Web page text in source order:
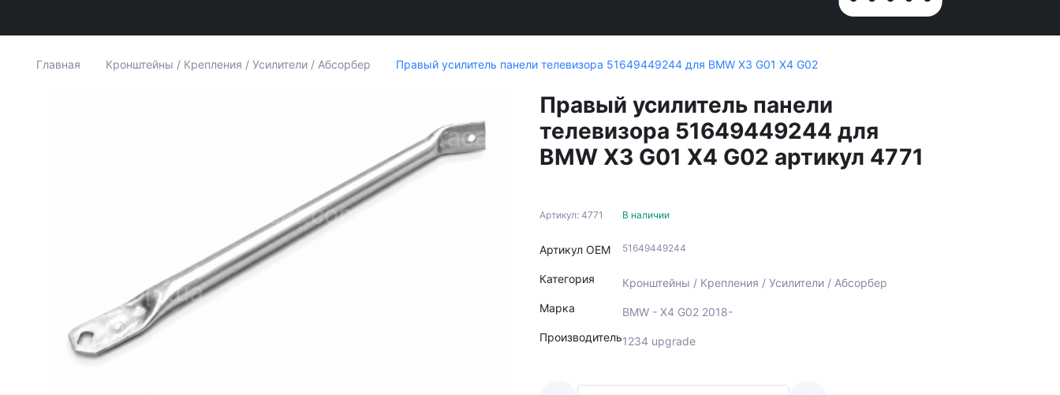
Главная Кронштейны / Крепления / Усилители / Абсорбер Правый усилитель панели телевизора 51649449244 для BMW X3 G01 X4 G02
Правый усилитель панели
телевизора 51649449244 для
BMW X3 G01 X4 G02 артикул 4771
Артикул: 4771
Артикул ОЕМ
Категория
Марка
Производитель
В наличии
51649449244
Кронштейны / Крепления / Усилители / Абсорбер
BMW - X4 G02 2018-
1234 upgrade